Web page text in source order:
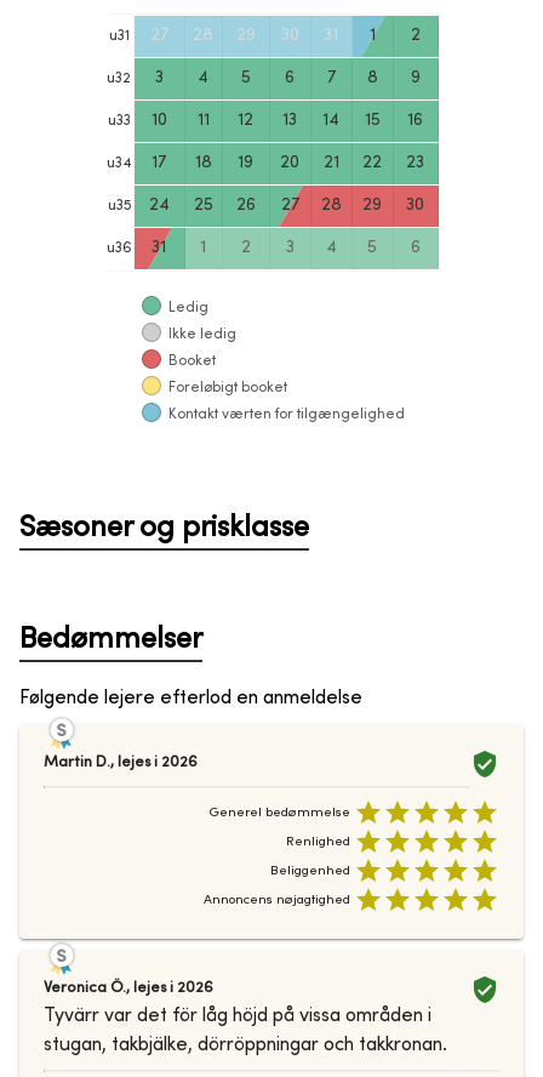
u31 27 28 29 30 31 1 2
u32 3 4 5 6 7 8 9
u33 10 11 12 13 14 15 16
u34 17 18 19 20 21 22 23
u35 24 25 26 27 28 29 30
u36 31 1 2 3 4 5 6
Ledig
Ikke ledig
Booket
Foreløbigt booket
Kontakt værten for tilgængelighed
Sæsoner og prisklasse
Bedømmelser
Følgende lejere efterlod en anmeldelse
Martin D., lejes i 2026
Generel bedømmelse
Renlighed
Beliggenhed
Annoncens nøjagtighed
Veronica Ö., lejes i 2026
Tyvärr var det för låg höjd på vissa områden i
stugan, takbjälke, dörröppningar och takkronan.